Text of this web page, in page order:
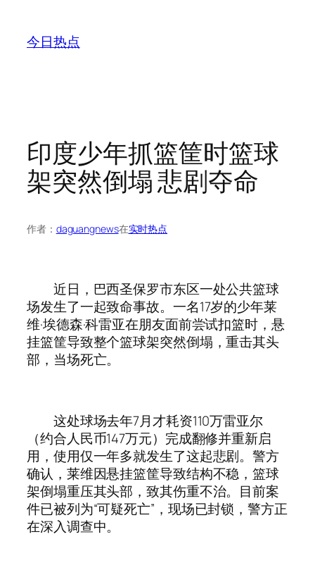
今日热点
印度少年抓篮筐时篮球
架突然倒塌 悲剧夺命
作者： daguangnews在实时热点
近日，巴西圣保罗市东区一处公共篮球
场发生了一起致命事故。一名17岁的少年莱
维·埃德森·科雷亚在朋友面前尝试扣篮时，悬
挂篮筐导致整个篮球架突然倒塌，重击其头
部，当场死亡。
这处球场去年7月才耗资110万雷亚尔
（约合人民币147万元）完成翻修并重新启
用，使用仅一年多就发生了这起悲剧。警方
确认，莱维因悬挂篮筐导致结构不稳，篮球
架倒塌重压其头部，致其伤重不治。目前案
件已被列为“可疑死亡”，现场已封锁，警方正
在深入调查中。